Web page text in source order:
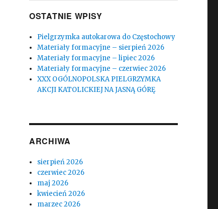
OSTATNIE WPISY
Pielgrzymka autokarowa do Częstochowy
Materiały formacyjne – sierpień 2026
Materiały formacyjne – lipiec 2026
Materiały formacyjne – czerwiec 2026
XXX OGÓLNOPOLSKA PIELGRZYMKA
AKCJI KATOLICKIEJ NA JASNĄ GÓRĘ
ARCHIWA
sierpień 2026
czerwiec 2026
maj 2026
kwiecień 2026
marzec 2026